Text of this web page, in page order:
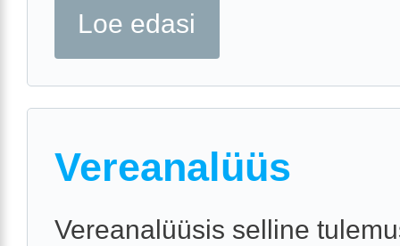
Loe edasi
Vereanalüüs
Vereanalüüsis selline